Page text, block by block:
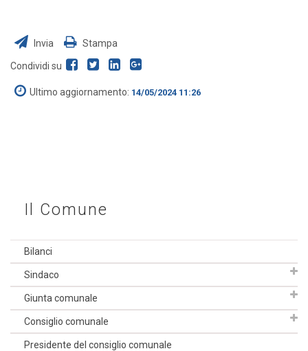
Invia Stampa
Condividi su
Ultimo aggiornamento: 14/05/2024 11:26
Il Comune
Bilanci
Sindaco
Giunta comunale
Consiglio comunale
Presidente del consiglio comunale